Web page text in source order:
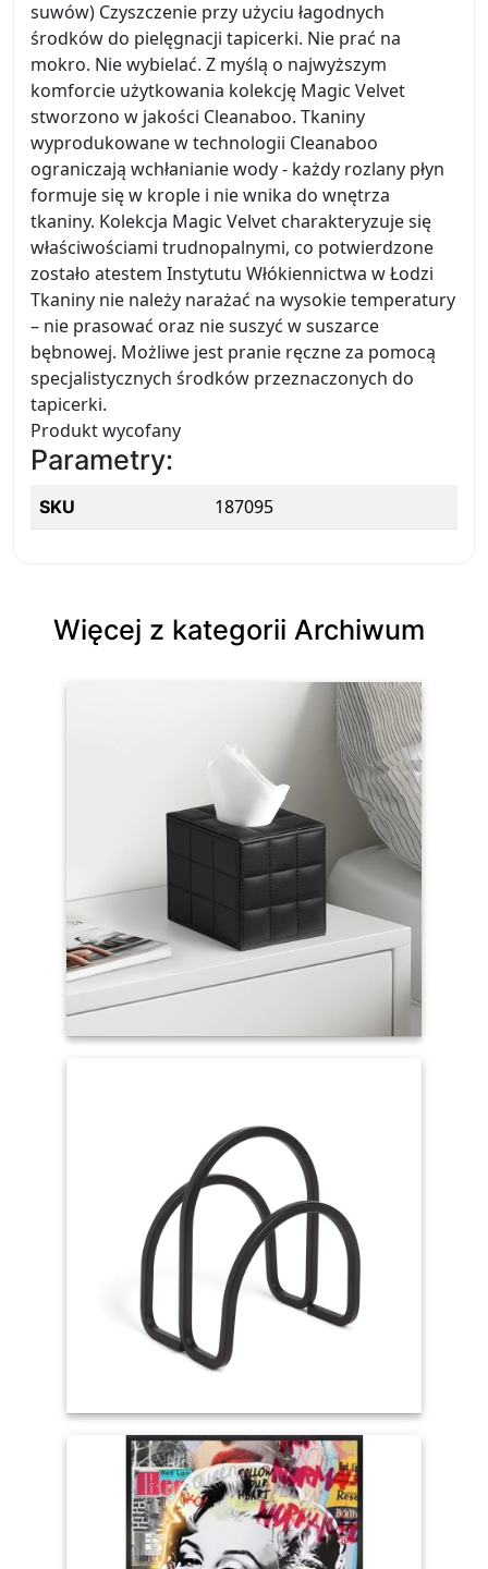
suwów) Czyszczenie przy użyciu łagodnych
środków do pielęgnacji tapicerki. Nie prać na
mokro. Nie wybielać. Z myślą o najwyższym
komforcie użytkowania kolekcję Magic Velvet
stworzono w jakości Cleanaboo. Tkaniny
wyprodukowane w technologii Cleanaboo
ograniczają wchłanianie wody - każdy rozlany płyn
formuje się w krople i nie wnika do wnętrza
tkaniny. Kolekcja Magic Velvet charakteryzuje się
właściwościami trudnopalnymi, co potwierdzone
zostało atestem Instytutu Włókiennictwa w Łodzi
Tkaniny nie należy narażać na wysokie temperatury
– nie prasować oraz nie suszyć w suszarce
bębnowej. Możliwe jest pranie ręczne za pomocą
specjalistycznych środków przeznaczonych do
tapicerki.
Produkt wycofany
Parametry:
SKU 187095
Więcej z kategorii Archiwum